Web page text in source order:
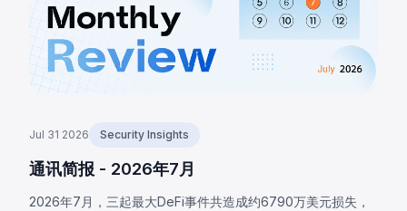
Jul 31 2026 Security Insights
通讯简报 - 2026年7月
2026年7月，三起最大DeFi事件共造成约6790万美元损失，